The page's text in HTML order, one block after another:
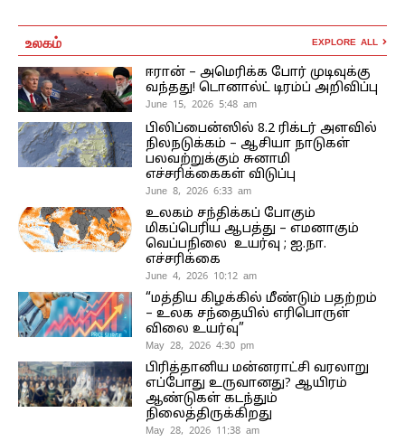
உலகம் EXPLORE ALL
ஈரான் – அமெரிக்க போர் முடிவுக்கு
வந்தது! டொனால்ட் டிரம்ப் அறிவிப்பு
June 15, 2026 5:48 am
பிலிப்பைன்ஸில் 8.2 ரிக்டர் அளவில்
நிலநடுக்கம் – ஆசியா நாடுகள்
பலவற்றுக்கும் சுனாமி
எச்சரிக்கைகள் விடுப்பு
June 8, 2026 6:33 am
உலகம் சந்திக்கப் போகும்
மிகப்பெரிய ஆபத்து – எமனாகும்
வெப்பநிலை உயர்வு ; ஐ.நா.
எச்சரிக்கை
June 4, 2026 10:12 am
“மத்திய கிழக்கில் மீண்டும் பதற்றம்
– உலக சந்தையில் எரிபொருள்
விலை உயர்வு”
May 28, 2026 4:30 pm
பிரித்தானிய மன்னராட்சி வரலாறு
எப்போது உருவானது? ஆயிரம்
ஆண்டுகள் கடந்தும்
நிலைத்திருக்கிறது
May 28, 2026 11:38 am